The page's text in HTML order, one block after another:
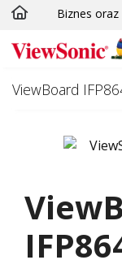
Skip to main
Biznes oraz
ViewBoard